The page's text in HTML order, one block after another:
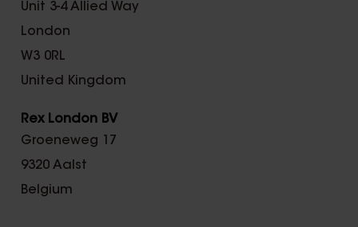
Unit 3-4 Allied Way
London
W3 0RL
United Kingdom
Rex London BV
Groeneweg 17
9320 Aalst
Belgium